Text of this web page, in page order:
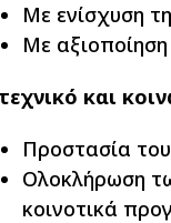
Με ενίσχυση
Με
και
Προστασία
Ολοκλήρωση
κοινοτικά